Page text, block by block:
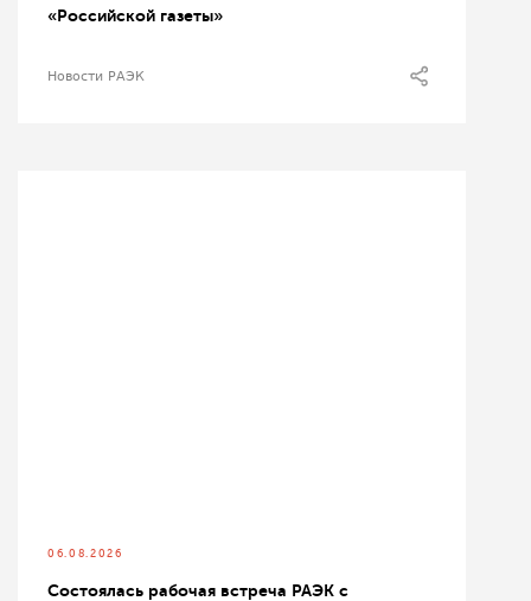
«Российской газеты»
Новости РАЭК
06.08.2026
Состоялась рабочая встреча РАЭК с